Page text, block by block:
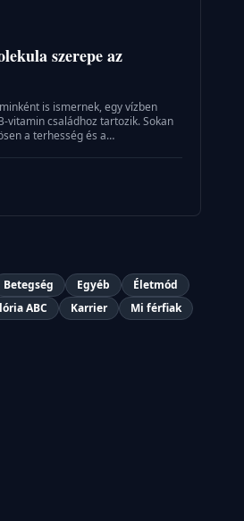
szerepe az
is ismernek, egy vízben
vitamin családhoz tartozik. Sokan
a terhesség és a
Betegség Egyéb
Életmód
ABC Karrier Mi férfiak